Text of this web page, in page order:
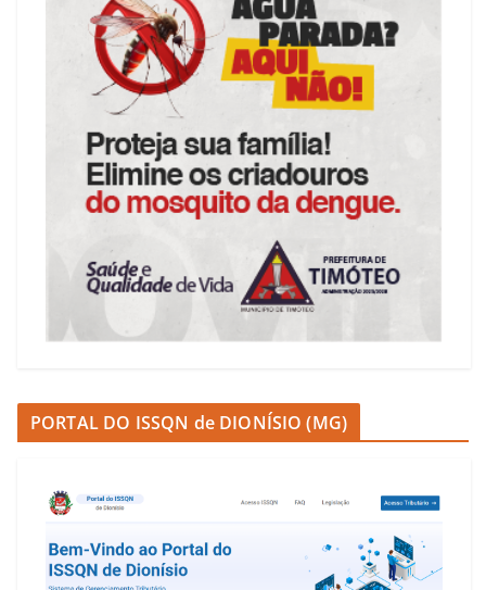
PORTAL DO ISSQN de DIONÍSIO (MG)